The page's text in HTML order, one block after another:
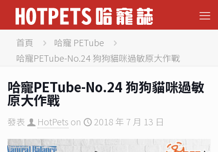
首頁
哈寵 PETube
哈寵PETube-No.24 狗狗貓咪過敏原大作戰
哈寵PETube-No.24 狗狗貓咪過敏
原大作戰
發表 HotPets on 2018 年 7 月 13 日